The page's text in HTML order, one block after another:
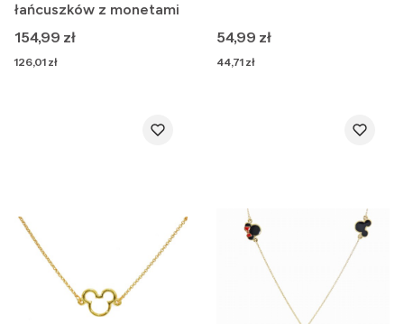
łańcuszków z monetami
Cena
154,99 zł
Cena
126,01 zł
Cena
54,99 zł
Cena
44,71 zł